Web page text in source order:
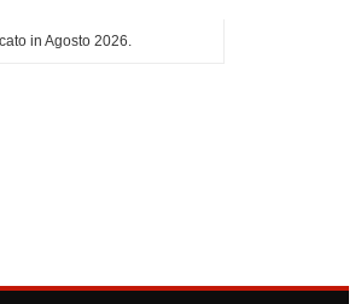
in Agosto 2026.